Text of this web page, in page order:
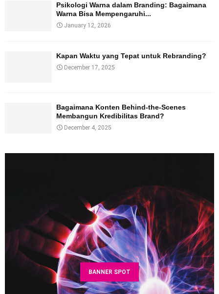
Psikologi Warna dalam Branding: Bagaimana
Warna Bisa Mempengaruhi...
January 12, 2026
Kapan Waktu yang Tepat untuk Rebranding?
December 17, 2025
Bagaimana Konten Behind-the-Scenes
Membangun Kredibilitas Brand?
December 4, 2025
BANNER SPOT